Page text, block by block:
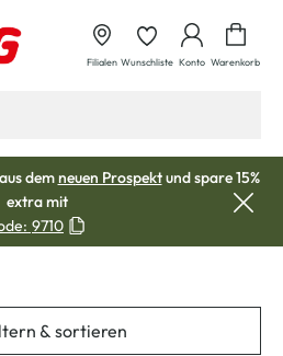
Filialen Wunschliste Konto Warenkorb
demneuen Prospektund spare 15%
extra mit
9710
& sortieren